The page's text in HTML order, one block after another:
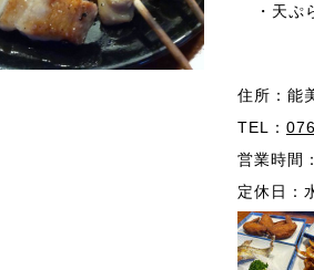
・天ぷ
住所：能
TEL：
営業時間
定休日：